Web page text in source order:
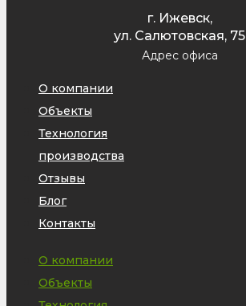
г. Ижевск,
ул. Салютовская, 75
Адрес офиса
О компании
Объекты
Технология
производства
Отзывы
Блог
Контакты
О компании
Объекты